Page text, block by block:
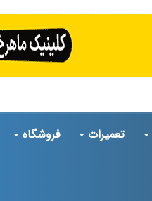
تعمیرات فروشگاه